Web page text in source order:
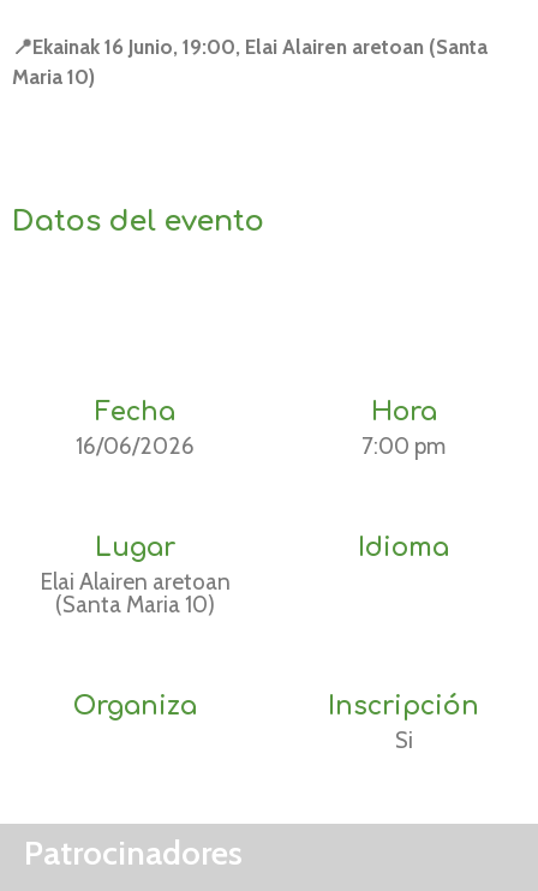
📍Ekainak 16 Junio, 19:00, Elai Alairen aretoan (Santa
Maria 10)
Datos del evento
Fecha
16/06/2026
Hora
7:00 pm
Lugar
Elai Alairen aretoan
(Santa Maria 10)
Idioma
Organiza Inscripción
Si
Patrocinadores